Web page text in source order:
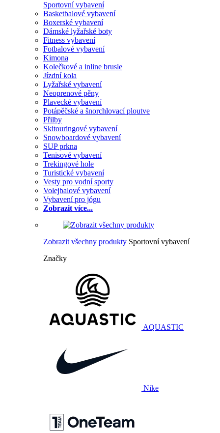
Sportovní vybavení
Basketbalové vybavení
Boxerské vybavení
Dámské lyžařské boty
Fitness vybavení
Fotbalové vybavení
Kimona
Kolečkové a inline brusle
Jízdní kola
Lyžařské vybavení
Neoprenové pěny
Plavecké vybavení
Potápěčské a šnorchlovací ploutve
Přilby
Skitouringové vybavení
Snowboardové vybavení
SUP prkna
Tenisové vybavení
Trekingové hole
Turistické vybavení
Vesty pro vodní sporty
Volejbalové vybavení
Vybavení pro jógu
Zobrazit více...
Zobrazit všechny produkty Sportovní vybavení
Značky
AQUASTIC
Nike